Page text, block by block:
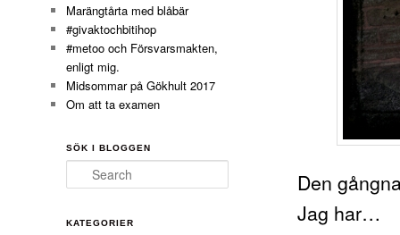
Den
Jag har…
Marängtårta med blåbär
#givaktochbitihop
#metoo och Försvarsmakten,
enligt mig.
Midsommar på Gökhult 2017
Om att ta examen
SÖK I BLOGGEN
Search
KATEGORIER